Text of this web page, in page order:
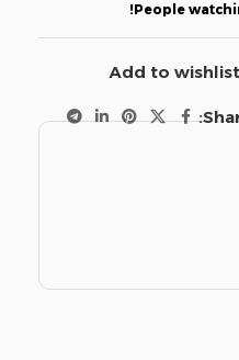
People
Add to wishlist